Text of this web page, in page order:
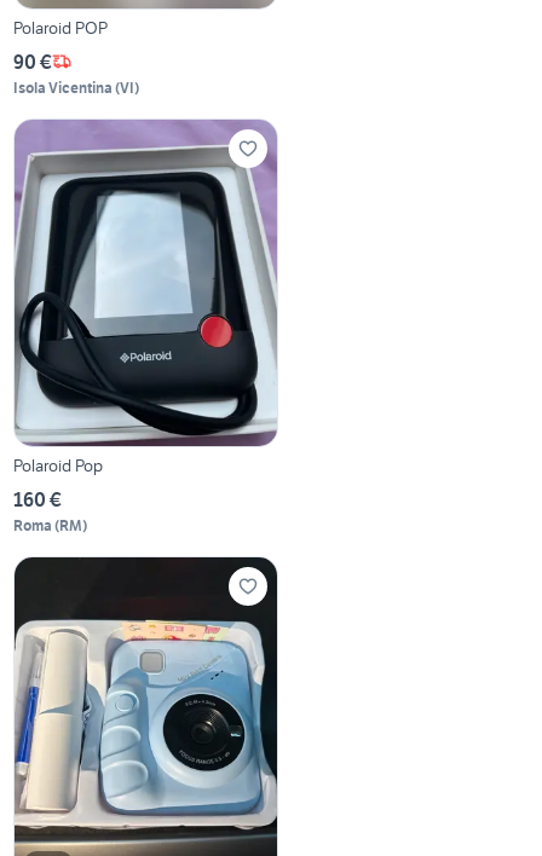
Polaroid POP
90 €
Isola Vicentina (VI)
Polaroid Pop
160 €
Roma (RM)